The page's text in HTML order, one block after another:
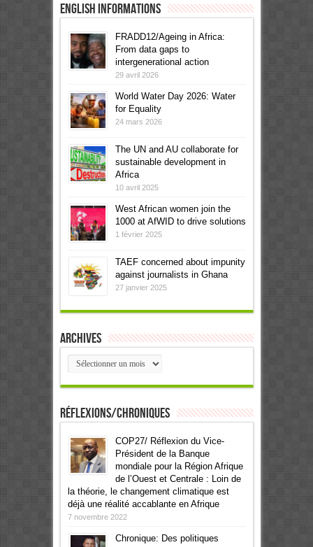
English informations
FRADD12/Ageing in Africa:
From data gaps to
intergenerational action
29 avril 2026
World Water Day 2026: Water
for Equality
24 mars 2026
The UN and AU collaborate for
sustainable development in
Africa
10 avril 2025
West African women join the
1000 at AfWID to drive solutions
1 février 2025
TAEF concerned about impunity
against journalists in Ghana
27 janvier 2025
Archives
Archives
Réflexions/Chroniques
COP27/ Réflexion du Vice-
Président de la Banque
mondiale pour la Région Afrique
de l’Ouest et Centrale : Loin de
la théorie, le changement climatique est
déjà une réalité accablante en Afrique
7 novembre 2022
Chronique: Des politiques